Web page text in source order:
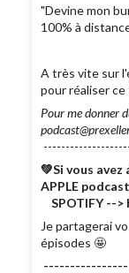
"Devine mon
100% à
A très vite sur
pour réaliser
Pour me donner
💚Si vous
APPLE
SPOTIFY --
Je partagerai
épisodes 🤩